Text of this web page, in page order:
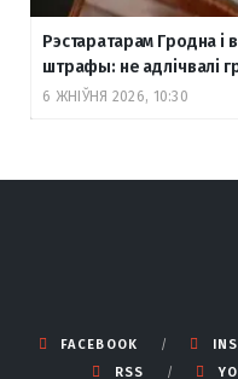
Рэстаратарам Гродна і
штрафы: не адлічвалі
6 ЖНІЎНЯ 2026, 10:30
FACEBOOK
RSS